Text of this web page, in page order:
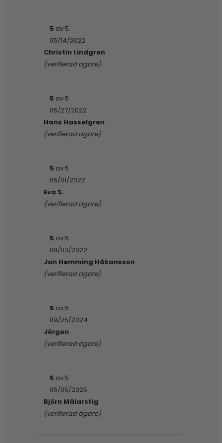
5 av 5
05/14/2022
Christin Lindgren
(verifierad ägare)
5 av 5
05/27/2022
Hans Hasselgren
(verifierad ägare)
5 av 5
06/01/2022
Eva S.
(verifierad ägare)
5 av 5
08/03/2022
Jan Hemming Håkansson
(verifierad ägare)
5 av 5
09/25/2024
Jörgen
(verifierad ägare)
5 av 5
05/05/2025
Björn Mälarstig
(verifierad ägare)